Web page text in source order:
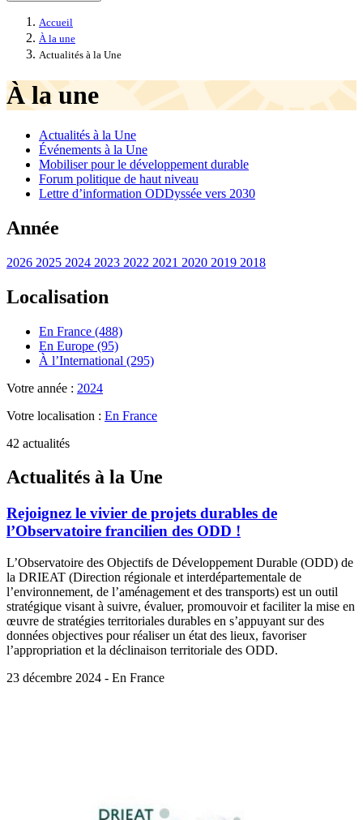
Accueil
À la une
Actualités à la Une
À la une
Actualités à la Une
Événements à la Une
Mobiliser pour le développement durable
Forum politique de haut niveau
Lettre d’information ODDyssée vers 2030
Année
2026 2025 2024 2023 2022 2021 2020 2019 2018
Localisation
En France (488)
En Europe (95)
À l’International (295)
Votre année : 2024
Votre localisation : En France
42 actualités
Actualités à la Une
Rejoignez le vivier de projets durables de
l’Observatoire francilien des ODD !
L’Observatoire des Objectifs de Développement Durable (ODD) de
la DRIEAT (Direction régionale et interdépartementale de
l’environnement, de l’aménagement et des transports) est un outil
stratégique visant à suivre, évaluer, promouvoir et faciliter la mise en
œuvre de stratégies territoriales durables en s’appuyant sur des
données objectives pour réaliser un état des lieux, favoriser
l’appropriation et la déclinaison territoriale des ODD.
23 décembre 2024 - En France